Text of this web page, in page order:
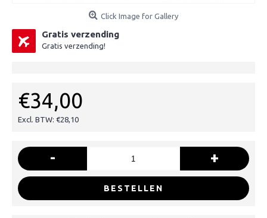
Click Image for Gallery
Gratis verzending
Gratis verzending!
€34,00
Excl. BTW: €28,10
- +
BESTELLEN